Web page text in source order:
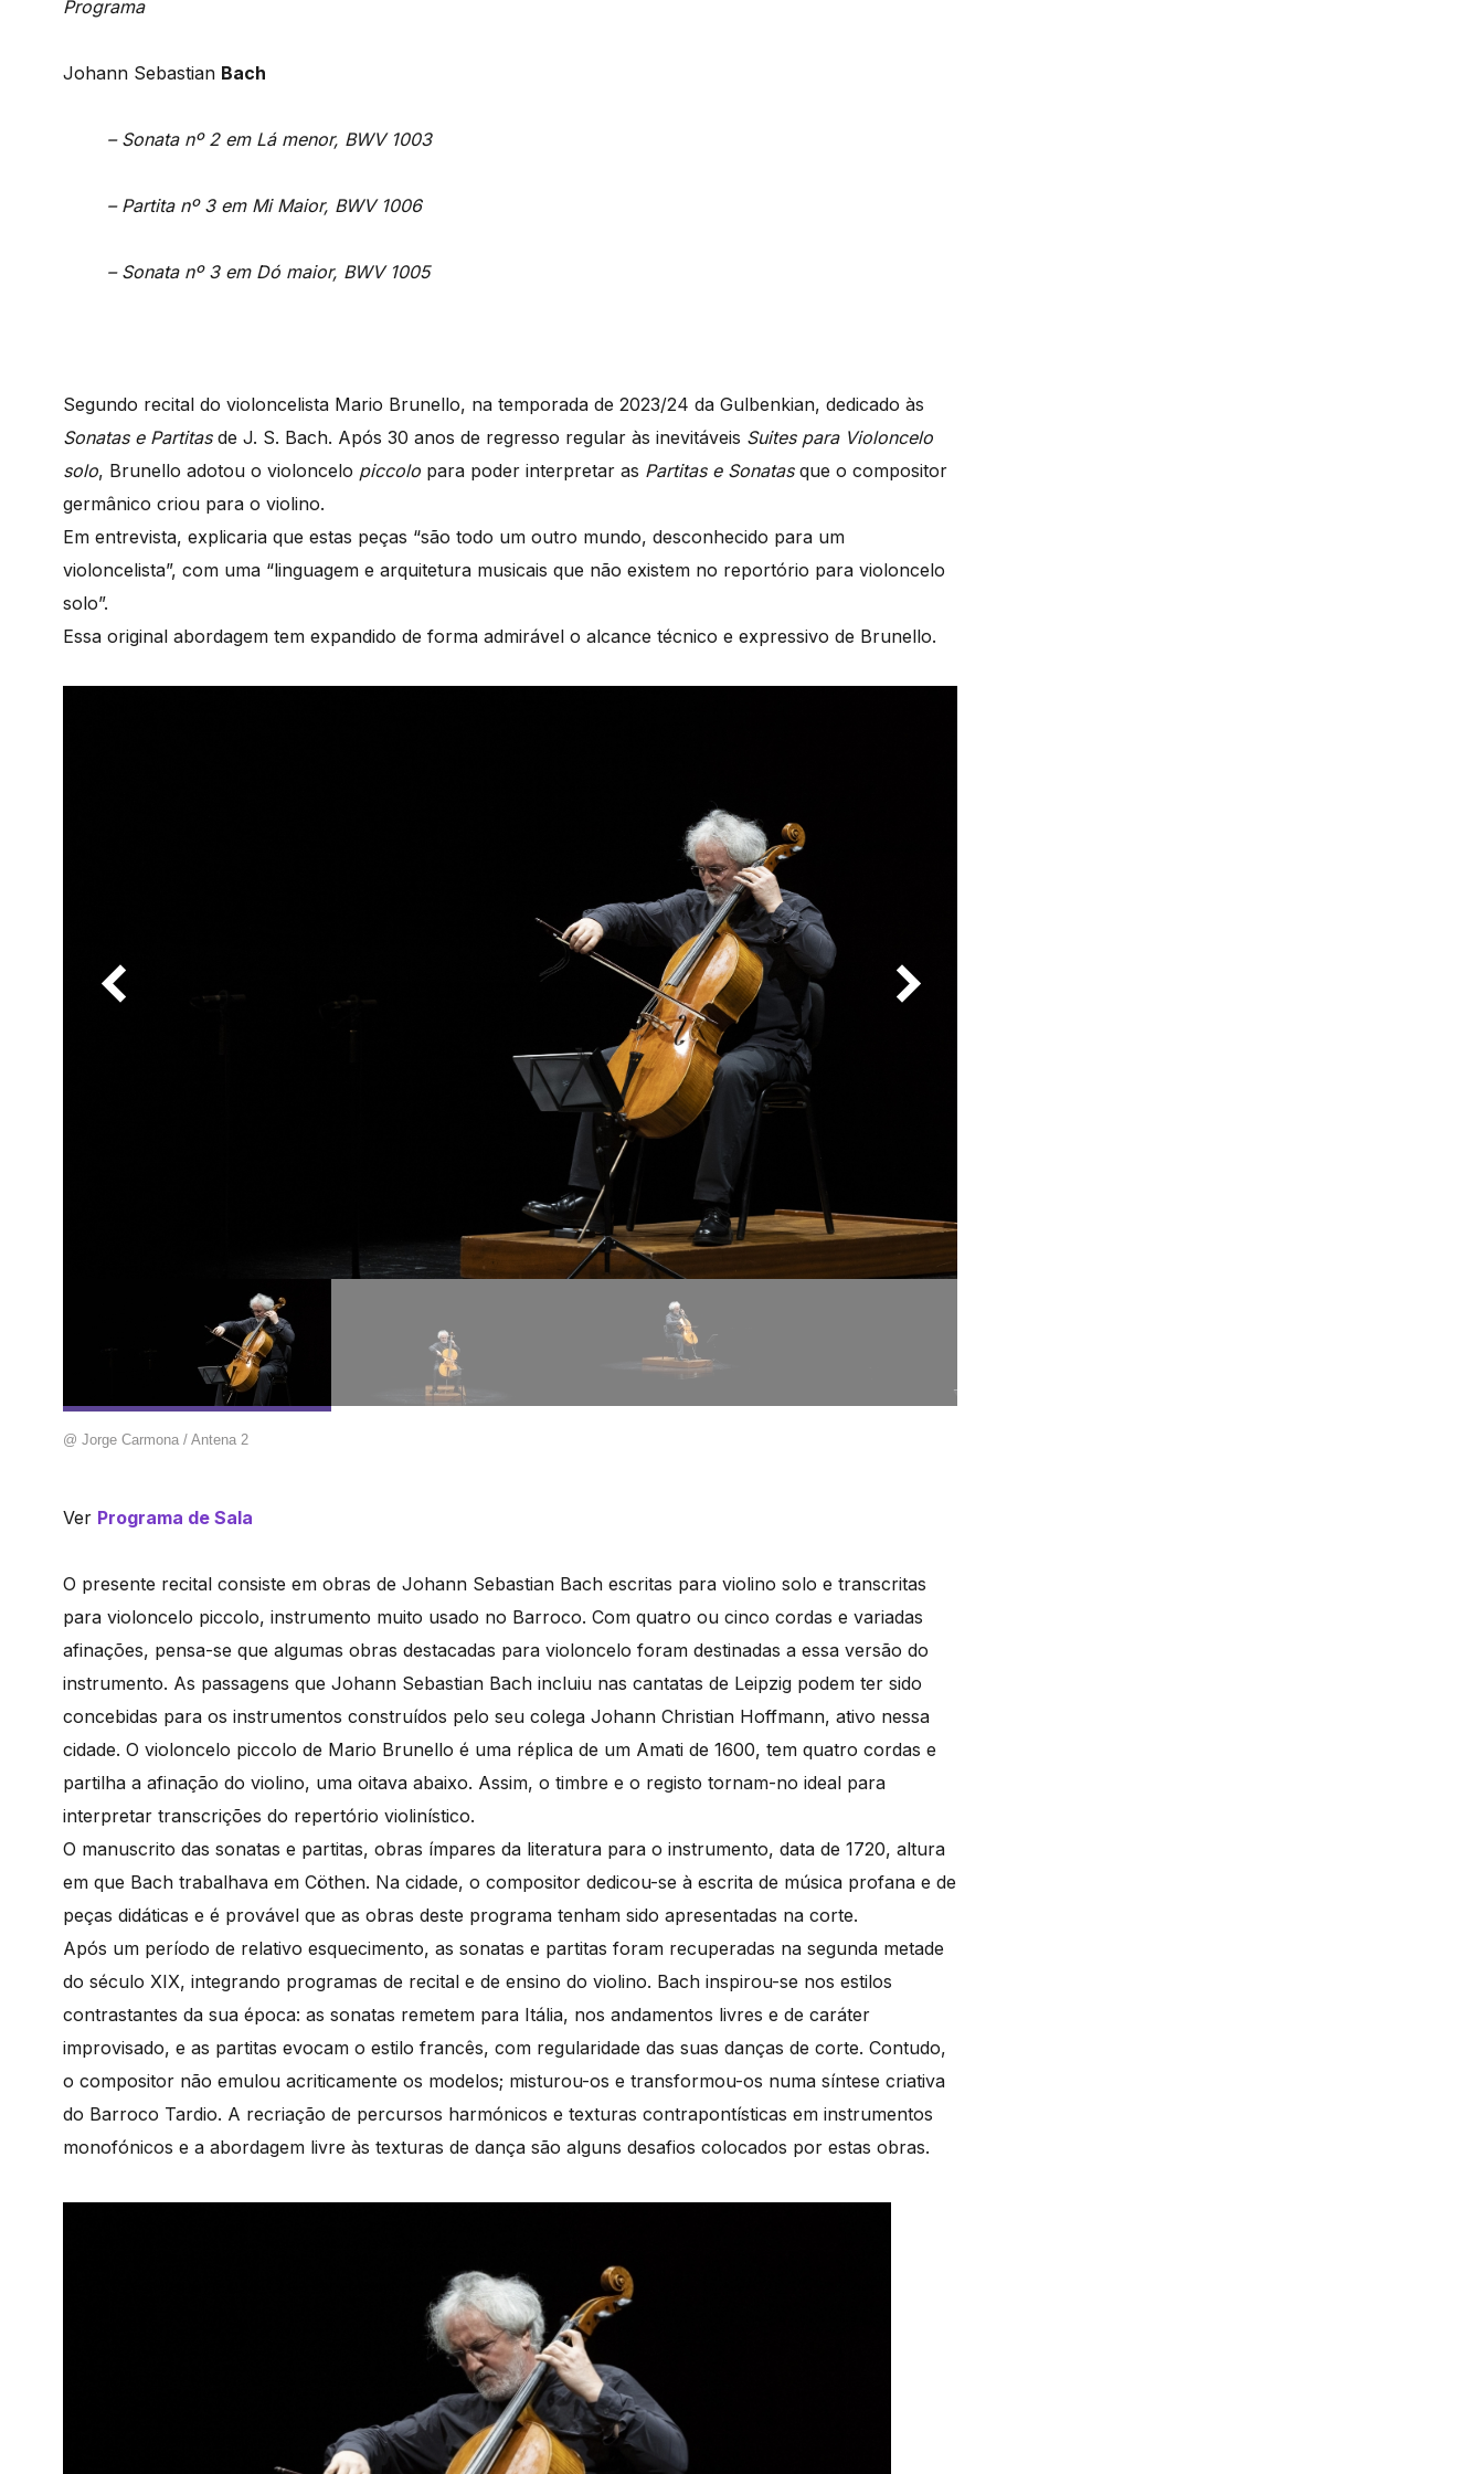
Programa
Johann Sebastian Bach
– Sonata nº 2 em Lá menor, BWV 1003
– Partita nº 3 em Mi Maior, BWV 1006
– Sonata nº 3 em Dó maior, BWV 1005
Segundo recital do violoncelista Mario Brunello, na temporada de 2023/24 da Gulbenkian, dedicado às
Sonatas e Partitasde J. S. Bach. Após 30 anos de regresso regular às inevitáveis Suites para Violoncelo
solo, Brunello adotou o violoncelo piccolo para poder interpretar as Partitas e Sonatasque o compositor
germânico criou para o violino.
Em entrevista, explicaria que estas peças “são todo um outro mundo, desconhecido para um
violoncelista”, com uma “linguagem e arquitetura musicais que não existem no reportório para violoncelo
solo”.
Essa original abordagem tem expandido de forma admirável o alcance técnico e expressivo de Brunello.
@ Jorge Carmona / Antena 2
Ver Programa de Sala
O presente recital consiste em obras de Johann Sebastian Bach escritas para violino solo e transcritas
para violoncelo piccolo, instrumento muito usado no Barroco. Com quatro ou cinco cordas e variadas
afinações, pensa-se que algumas obras destacadas para violoncelo foram destinadas a essa versão do
instrumento. As passagens que Johann Sebastian Bach incluiu nas cantatas de Leipzig podem ter sido
concebidas para os instrumentos construídos pelo seu colega Johann Christian Hoffmann, ativo nessa
cidade. O violoncelo piccolo de Mario Brunello é uma réplica de um Amati de 1600, tem quatro cordas e
partilha a afinação do violino, uma oitava abaixo. Assim, o timbre e o registo tornam-no ideal para
interpretar transcrições do repertório violinístico.
O manuscrito das sonatas e partitas, obras ímpares da literatura para o instrumento, data de 1720, altura
em que Bach trabalhava em Cöthen. Na cidade, o compositor dedicou-se à escrita de música profana e de
peças didáticas e é provável que as obras deste programa tenham sido apresentadas na corte.
Após um período de relativo esquecimento, as sonatas e partitas foram recuperadas na segunda metade
do século XIX, integrando programas de recital e de ensino do violino. Bach inspirou-se nos estilos
contrastantes da sua época: as sonatas remetem para Itália, nos andamentos livres e de caráter
improvisado, e as partitas evocam o estilo francês, com regularidade das suas danças de corte. Contudo,
o compositor não emulou acriticamente os modelos; misturou-os e transformou-os numa síntese criativa
do Barroco Tardio. A recriação de percursos harmónicos e texturas contrapontísticas em instrumentos
monofónicos e a abordagem livre às texturas de dança são alguns desafios colocados por estas obras.